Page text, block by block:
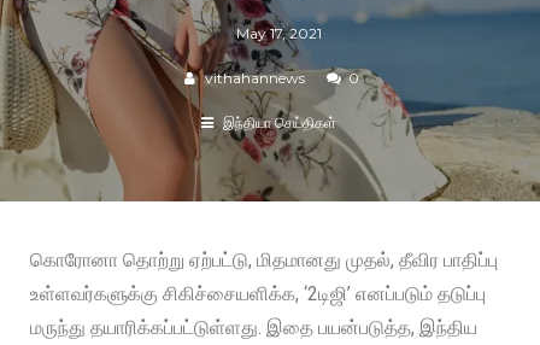
May 17, 2021
vithahannews 0
இந்தியா செய்திகள்
கொரோனா தொற்று ஏற்பட்டு, மிதமானது முதல், தீவிர பாதிப்பு
உள்ளவர்களுக்கு சிகிச்சையளிக்க, ‘2டிஜி’ எனப்படும் தடுப்பு
மருந்து தயாரிக்கப்பட்டுள்ளது. இதை பயன்படுத்த, இந்திய